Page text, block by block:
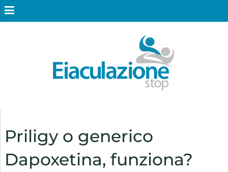
Priligy o generico
Dapoxetina, funziona?